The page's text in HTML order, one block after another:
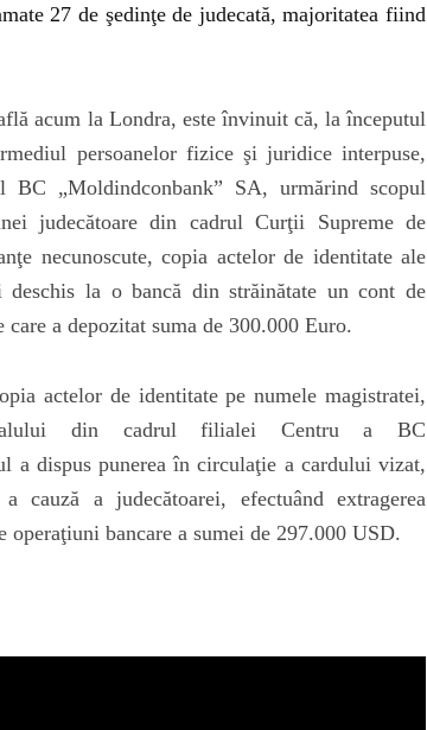
27 de şedinţe de judecată, majoritatea fiind
acum la Londra, este învinuit că, la începutul
persoanelor fizice şi juridice interpuse,
„Moldindconbank” SA, urmărind scopul
judecătoare din cadrul Curţii Supreme de
necunoscute, copia actelor de identitate ale
la o bancă din străinătate un cont de
a depozitat suma de 300.000 Euro.
actelor de identitate pe numele magistratei,
din cadrul filialei Centru a BC
a dispus punerea în circulaţie a cardului vizat,
a judecătoarei, efectuând extragerea
bancare a sumei de 297.000 USD.